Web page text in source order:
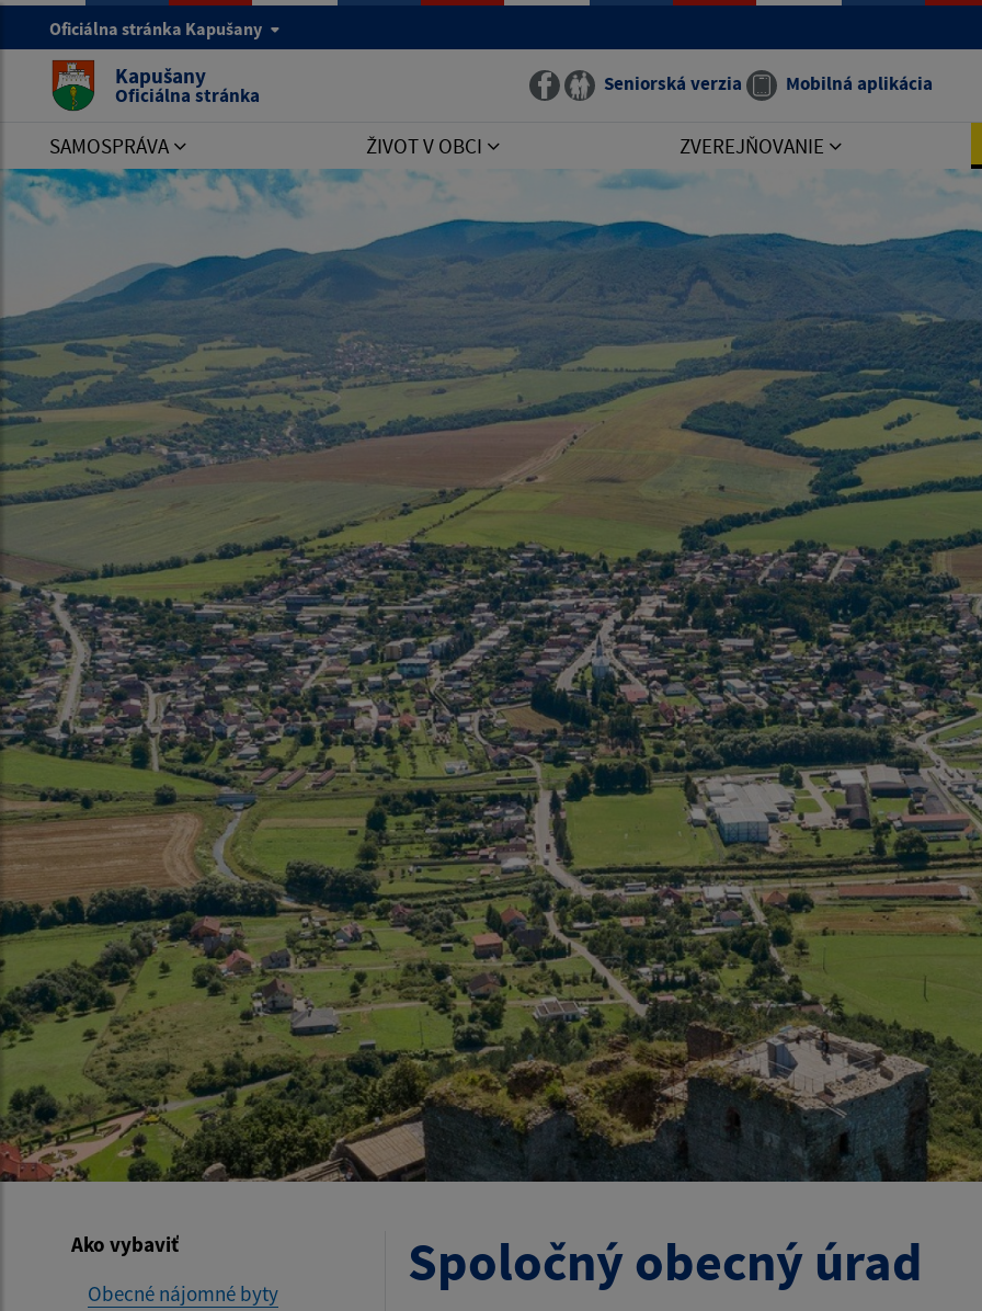
Oficiálna stránka Kapušany
Kapušany
Oficiálna stránka Seniorská verzia Mobilná aplikácia
SAMOSPRÁVA ŽIVOT V OBCI ZVEREJŇOVANIE
Ako vybaviť
Obecné nájomné byty
Spoločný obecný úrad